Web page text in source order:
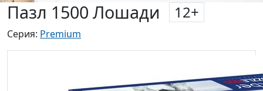
Пазл 1500 Лошади 12+
Серия: Premium